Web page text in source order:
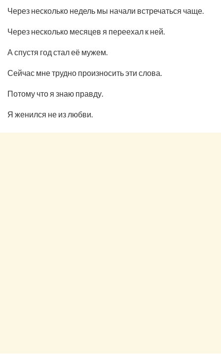
Через несколько недель мы начали встречаться чаще.
Через несколько месяцев я переехал к ней.
А спустя год стал её мужем.
Сейчас мне трудно произносить эти слова.
Потому что я знаю правду.
Я женился не из любви.